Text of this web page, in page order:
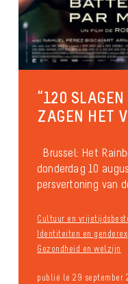
“120
ZAGEN HET
Brussel: Het
donderdag 10
persvertoning van
Cultuur en
Identiteiten en
Gezondheid en welzijn
publié le 29 september